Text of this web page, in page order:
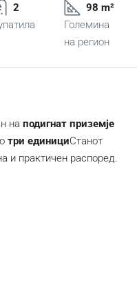
2
98 m²
Големина
на регион
на подигнат приземје
три единициСтанот
и практичен распоред.